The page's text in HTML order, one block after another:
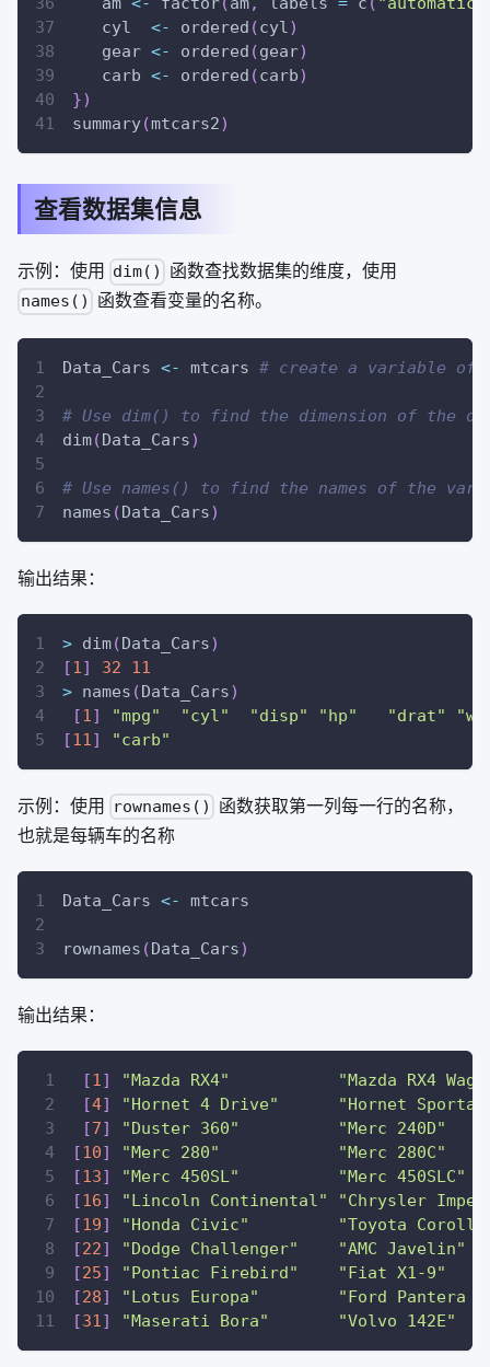
   cyl
<- ordered (cyl)
   gear
<- ordered (gear)
   carb
<- ordered (carb)
})
summary(mtcars2)
查看数据集信息
示例：使用 dim() 函数查找数据集的维度，使用
names() 函数查看变量的名称。
Data_Cars <- mtcars # create a variable of
# Use dim() to find the dimension of the
dim(Data_Cars)
# Use names() to find the names of the
names (Data_Cars)
输出结果：
> dim(Data_Cars)
[1] 32
11
> names (Data_Cars)
[1] "mpg" "cyl" "disp" "hp" "drat"
[11] "carb"
示例：使用 rownames()
函数获取第一列每一行的名称，
也就是每辆车的名称
Data_Cars <- mtcars
rownames (Data_Cars)
输出结果：
[1] "Mazda RX4"
"Mazda RX4 Wag"
[4] "Hornet 4 Drive"
"Hornet
[7] "Duster 360"
"Merc 240D"
[10] "Merc 280"
"Merc 280C"
[13] "Merc 450SL"
"Merc 450SLC"
[16] "Lincoln Continental"
"Chrysler
[19] "Honda Civic"
"Toyota
[22] "Dodge Challenger"
"AMC Javelin"
[25] "Pontiac Firebird"
"Fiat X1-9"
[28] "Lotus Europa"
"Ford Pantera
[31] "Maserati Bora" "Volvo 142E"